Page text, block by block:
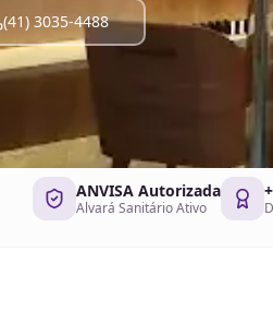
(41) 3035-4488
ANVISA Autorizada
Alvará Sanitário Ativo